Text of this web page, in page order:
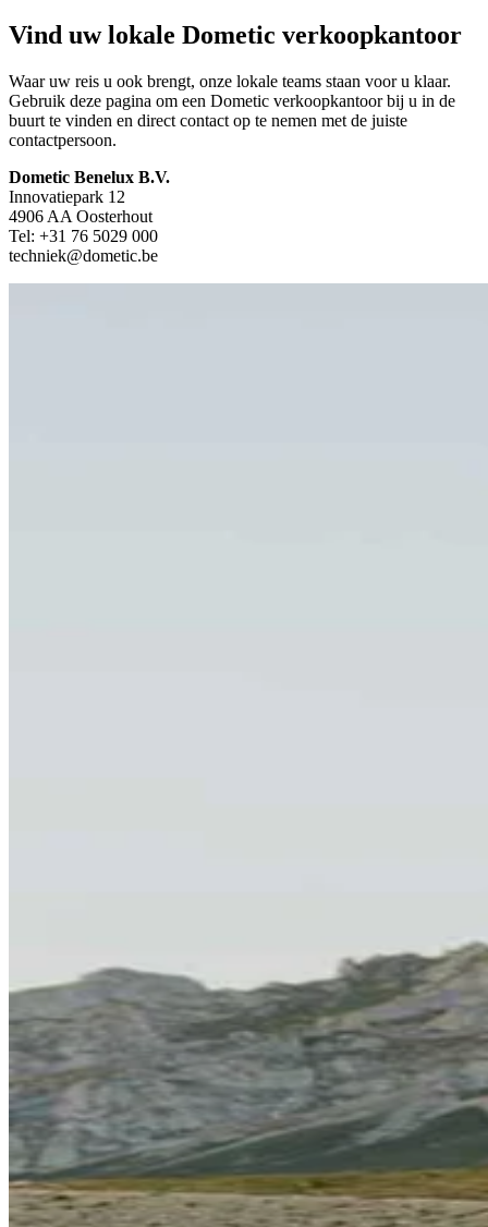
Vind uw lokale Dometic verkoopkantoor
Waar uw reis u ook brengt, onze lokale teams staan voor u klaar.
Gebruik deze pagina om een Dometic verkoopkantoor bij u in de
buurt te vinden en direct contact op te nemen met de juiste
contactpersoon.
Dometic Benelux B.V.
Innovatiepark 12
4906 AA Oosterhout
Tel: +31 76 5029 000
techniek@dometic.be